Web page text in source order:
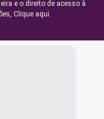
e o direito de acesso à
Clique aqui.